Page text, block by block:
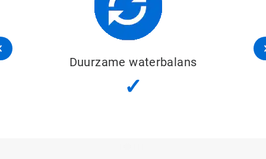
Duurzame waterbalans
✓